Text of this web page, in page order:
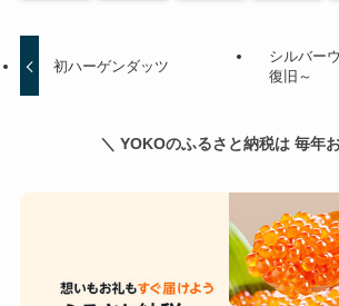
初ハーゲンダッツ
シルバー
復旧～
＼ YOKOのふるさと納税は 毎年